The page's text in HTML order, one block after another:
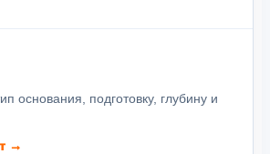
основания, подготовку, глубину и
→